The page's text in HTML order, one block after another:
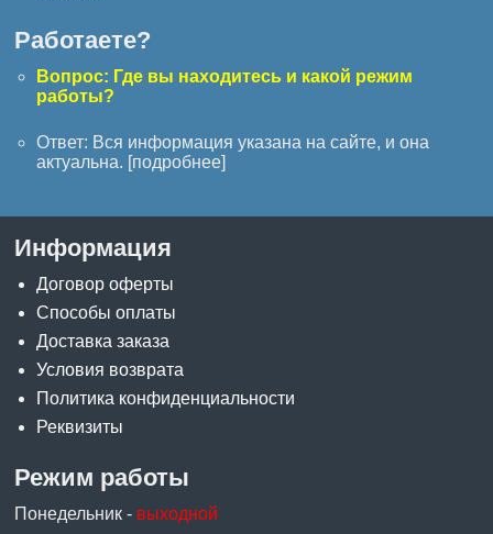
Работаете?
Вопрос: Где вы находитесь и какой режим
работы?
Ответ: Вся информация указана на сайте, и она
актуальна. [подробнее]
Информация
Договор оферты
Способы оплаты
Доставка заказа
Условия возврата
Политика конфиденциальности
Реквизиты
Режим работы
Понедельник - выходной